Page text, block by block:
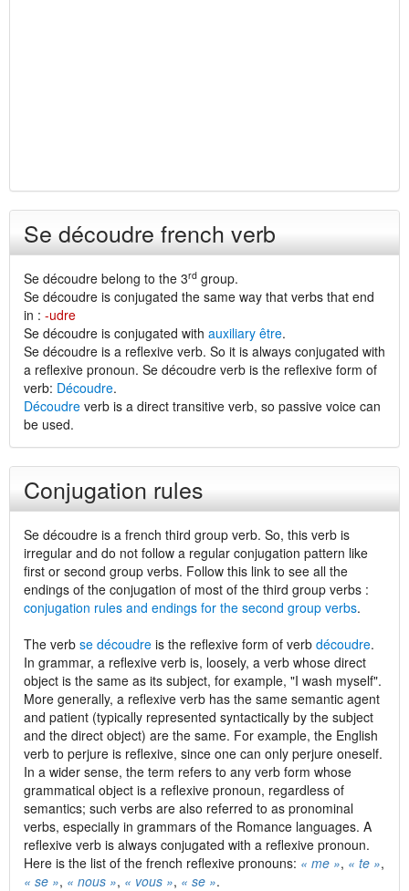
Se découdre french verb
Se découdre belong to the 3rd group.
Se découdre is conjugated the same way that verbs that end
in : -udre
Se découdre is conjugated with auxiliary être.
Se découdre is a reflexive verb. So it is always conjugated with
a reflexive pronoun. Se découdre verb is the reflexive form of
verb: Découdre.
Découdre verb is a direct transitive verb, so passive voice can
be used.
Conjugation rules
Se découdre is a french third group verb. So, this verb is
irregular and do not follow a regular conjugation pattern like
first or second group verbs. Follow this link to see all the
endings of the conjugation of most of the third group verbs :
conjugation rules and endings for the second group verbs.
The verb se découdre is the reflexive form of verb découdre.
In grammar, a reflexive verb is, loosely, a verb whose direct
object is the same as its subject, for example, "I wash myself".
More generally, a reflexive verb has the same semantic agent
and patient (typically represented syntactically by the subject
and the direct object) are the same. For example, the English
verb to perjure is reflexive, since one can only perjure oneself.
In a wider sense, the term refers to any verb form whose
grammatical object is a reflexive pronoun, regardless of
semantics; such verbs are also referred to as pronominal
verbs, especially in grammars of the Romance languages. A
reflexive verb is always conjugated with a reflexive pronoun.
Here is the list of the french reflexive pronouns: « me », « te »,
« se », « nous », « vous », « se ».